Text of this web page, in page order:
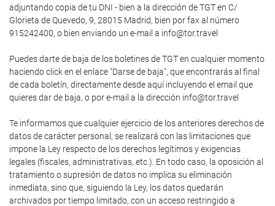
adjuntando copia de tu DNI - bien a la dirección de TGT en C/
Glorieta de Quevedo, 9, 28015 Madrid, bien por fax al número
915242400, o bien enviando un e-mail a info@tor.travel
Puedes darte de baja de los boletines de TGT en cualquier momento
haciendo click en el enlace "Darse de baja", que encontrarás al final
de cada boletín, directamente desde aquí incluyendo el email que
quieres dar de baja, o por e-mail a la dirección info@tor.travel
Te informamos que cualquier ejercicio de los anteriores derechos de
datos de carácter personal, se realizará con las limitaciones que
impone la Ley respecto de los derechos legítimos y exigencias
legales (fiscales, administrativas, etc.). En todo caso, la oposición al
tratamiento o supresión de datos no implica su eliminación
inmediata, sino que, siguiendo la Ley, los datos quedarán
archivados por tiempo limitado, con un acceso restringido a